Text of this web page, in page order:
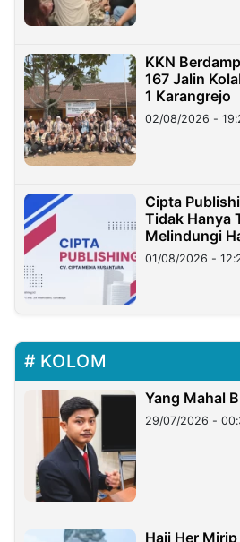
KKN
167 Jalin
1 Karangrejo
02/08/2026 -
Cipta
Tidak Hanya
Melindungi
01/08/2026 -
KOLOM
Yang Mahal
29/07/2026 -
Haji Her